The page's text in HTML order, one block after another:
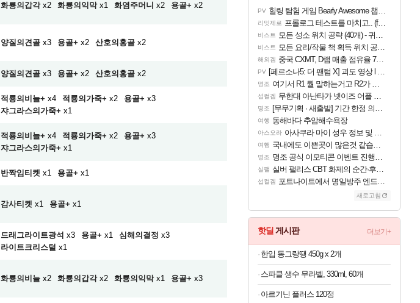
화룡의갑각x2 화룡의익막x1 화염주머니 x2 용골+ x2
양질의견골 x3 용골+ x2 산호의홍골 x2
양질의견골 x3 용골+ x2 산호의홍골 x2
적룡의비늘+ x4 적룡의가죽+ x2 용골+ x3
쟈그라스의가죽+ x1
적룡의비늘+ x4 적룡의가죽+ x2 용골+ x3
쟈그라스의가죽+ x1
반짝임티켓 x1 용골+ x1
감사티켓 x1 용골+ x1
드래그라이트광석 x3 용골+ x1 심해의결정 x3
라이트크리스털 x1
화룡의비늘 x2 화룡의갑각x2 화룡의익막x1 용골+ x3
PV 힐링 탐험 게임 Bearly Awesome 챕터 1 트레일러
리밋제로 프롤로그 테스트를 마치고.. (feat. 리아)
비스트 모든 성소 위치 공략 (40개) - 귀환한 영혼 도전과제
비스트 모든 요리/작물 책 획득 위치 공략 (36개) - 미식가 도전과제
해외겜 중국 CXMT, D램 매출 점유율 7%…글로벌 4위로 부상
PV [페르소나5: 더 팬텀 X] 괴도 영상 l 타카마키 안·댄싱 스타
명조 여기서 R1 뭘 말하는거고 R2가 뭘말하는걸까요?
섭컬겜 무한대 아난타가 넷이즈 어플 달력에 일정 등록
명조 [무무기획 · 새출발] 기간 한정 의뢰 이벤트
여행 동해바다 추암해수욕장
아스오라 아사쿠라 마이 성우 정보 및 주요 필모
여행 국내에도 이쁜곳이 많은것 같습니다
명조 명조 공식 이모티콘 이벤트 진행해봤습니다! 참여부터 추첨까지????
실팰 실버 팰리스 CBT 화제의 순간·후기 모음
섭컬겜 포트나이트에서 명일방주 엔드필드 [펠리카] 판매 예정
새로고침
핫딜 게시판 더보기+
한입 동그랑땡 450g x 2개
스파클 생수 무라벨, 330ml, 60개
아르기닌 플러스 120정